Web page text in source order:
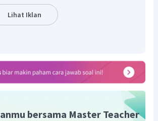
kecepatan sudut sebagai berikut:
sumber adalah 50 Hz.
Lihat Iklan
bersama Master Teacher